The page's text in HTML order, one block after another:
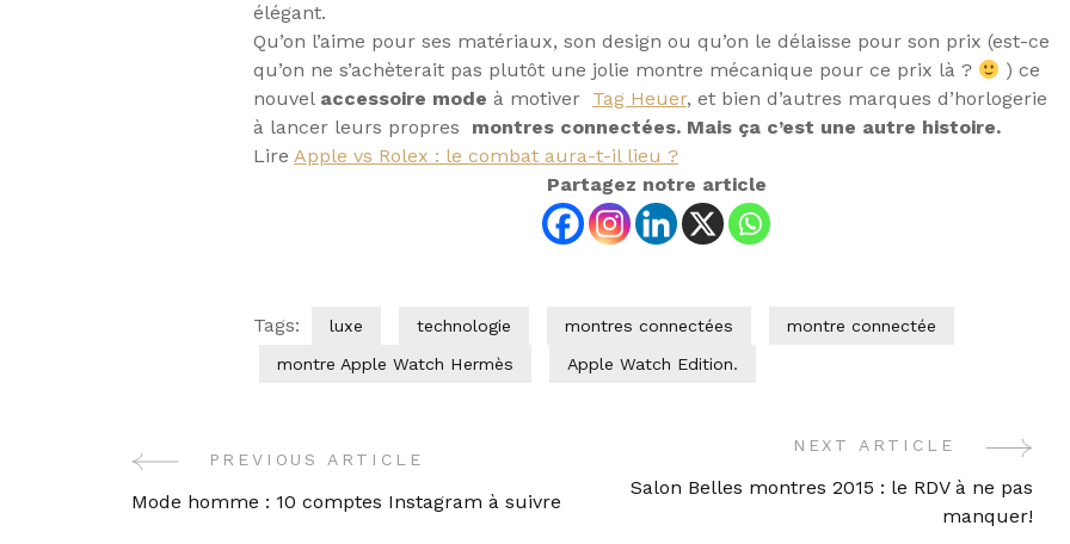
élégant.
Qu’on l’aime pour ses matériaux, son design ou qu’on le délaisse pour son prix (est-ce
qu’on ne s’achèterait pas plutôt une jolie montre mécanique pour ce prix là ?
) ce
nouvel accessoire mode à motiver Tag Heuer, et bien d’autres marques d’horlogerie
à lancer leurs propres montres connectées. Mais ça c’est une autre histoire.
Lire Apple vs Rolex : le combat aura-t-il lieu ?
Partagez notre article
Tags: luxe technologie montres connectées
montre connectée
montre Apple Watch Hermès
Apple Watch Edition.
Post
Navigation
PREVIOUS ARTICLE
Mode homme : 10 comptes Instagram à suivre
NEXT ARTICLE
Salon Belles montres 2015 : le RDV à ne pas
manquer!